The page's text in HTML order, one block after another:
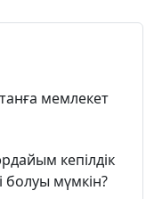
мемлекет
кепілдік
болуы мүмкін?